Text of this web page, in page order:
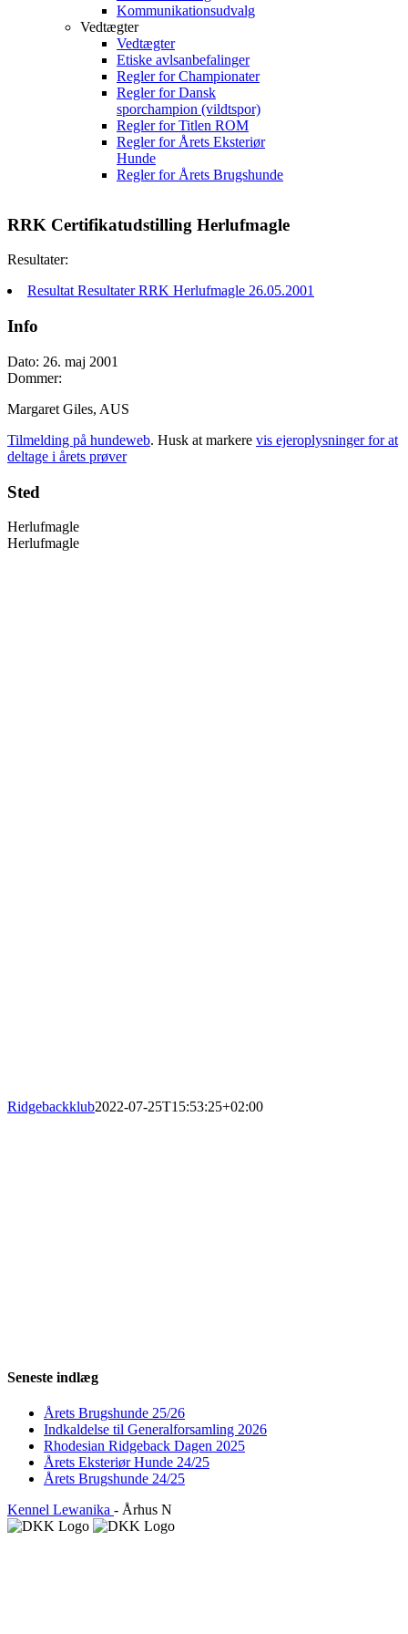
Kommunikationsudvalg
Vedtægter
Vedtægter
Etiske avlsanbefalinger
Regler for Championater
Regler for Dansk
sporchampion (vildtspor)
Regler for Titlen ROM
Regler for Årets Eksteriør
Hunde
Regler for Årets Brugshunde
RRK Certifikatudstilling Herlufmagle
Resultater:
Resultat Resultater RRK Herlufmagle 26.05.2001
Info
Dato: 26. maj 2001
Dommer:
Margaret Giles, AUS
Tilmelding på hundeweb. Husk at markere vis ejeroplysninger for at
deltage i årets prøver
Sted
Herlufmagle
Herlufmagle
Ridgebackklub2022-07-25T15:53:25+02:00
Seneste indlæg
Årets Brugshunde 25/26
Indkaldelse til Generalforsamling 2026
Rhodesian Ridgeback Dagen 2025
Årets Eksteriør Hunde 24/25
Årets Brugshunde 24/25
Kennel Lewanika - Århus N